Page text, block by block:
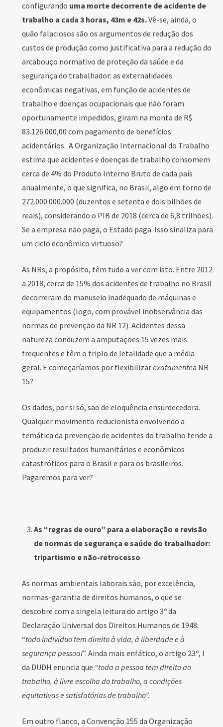
configurando uma morte decorrente de acidente de
trabalho a cada 3 horas, 43m e 42s.Vê-se, ainda, o
quão falaciosos são os argumentos de redução dos
custos de produção como justificativa para a redução do
arcabouço normativo de proteção da saúde e da
segurança do trabalhador: as externalidades
econômicas negativas, em função de acidentes de
trabalho e doenças ocupacionais que não foram
oportunamente impedidos, giram na monta de R$
83.126.000,00 com pagamento de benefícios
acidentários. A Organização Internacional do Trabalho
estima que acidentes e doenças de trabalho consomem
cerca de 4% do Produto Interno Bruto de cada país
anualmente, o que significa, no Brasil, algo em torno de
272.000.000.000 (duzentos e setenta e dois bilhões de
reais), considerando o PIB de 2018 (cerca de 6,8 trilhões).
Se a empresa não paga, o Estado paga. Isso sinaliza para
um ciclo econômico virtuoso?
As NRs, a propósito, têm tudo a ver com isto. Entre 2012
a 2018, cerca de 15% dos acidentes de trabalho no Brasil
decorreram do manuseio inadequado de máquinas e
equipamentos (logo, com provável inobservância das
normas de prevenção da NR 12). Acidentes dessa
natureza conduzem a amputações 15 vezes mais
frequentes e têm o triplo de letalidade que a média
geral. E começaríamos por flexibilizarexatamentea NR
15?
Os dados, por si só, são de eloquência ensurdecedora.
Qualquer movimento reducionista envolvendo a
temática da prevenção de acidentes do trabalho tende a
produzir resultados humanitários e econômicos
catastróficos para o Brasil e para os brasileiros.
Pagaremos para ver?
As “regras de ouro” para a elaboração e revisão
de normas de segurança e saúde do trabalhador:
tripartismo e não-retrocesso
As normas ambientais laborais são, por excelência,
normas-garantia de direitos humanos, o que se
descobre com a singela leitura do artigo 3º da
Declaração Universal dos Direitos Humanos de 1948:
“todo indivíduo tem direito à vida, à liberdade e à
segurança pessoal”. Ainda mais enfático, o artigo 23º, I
da DUDH enuncia que “toda a pessoa tem direito ao
trabalho, à livre escolha do trabalho, a condições
equitativas e satisfatórias de trabalho”.
Em outro flanco, a Convenção 155 da Organização